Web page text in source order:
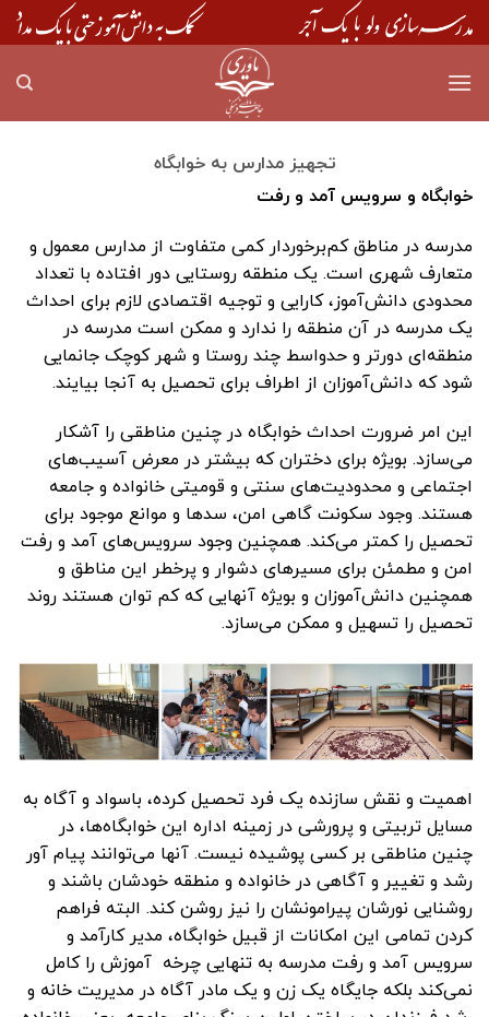
Skip
to
تجهیز مدارس به خوابگاه
خوابگاه و سرویس آمد و رفت
مدرسه در مناطق کم‌برخوردار کمی متفاوت از مدارس معمول و
متعارف شهری است. یک منطقه روستایی دور افتاده با تعداد
محدودی دانش‌آموز، کارایی و توجیه اقتصادی لازم برای احداث
یک مدرسه در آن منطقه را ندارد و ممکن است مدرسه در
منطقه‌ای دورتر و حدواسط چند روستا و شهر کوچک جانمایی
شود که دانش‌آموزان از اطراف برای تحصیل به آنجا بیایند.
این امر ضرورت احداث خوابگاه در چنین مناطقی را آشکار
می‌سازد. بویژه برای دختران که بیشتر در معرض آسیب‌های
اجتماعی و محدودیت‌های سنتی و قومیتی خانواده و جامعه
هستند. وجود سکونت گاهی امن، سدها و موانع موجود برای
تحصیل را کمتر می‌کند. همچنین وجود سرویس‌های آمد و رفت
امن و مطمئن برای مسیرهای دشوار و پرخطر این مناطق و
همچنین دانش‌آموزان و بویژه آنهایی که کم توان هستند روند
تحصیل را تسهیل و ممکن می‌سازد.
اهمیت و نقش سازنده یک فرد تحصیل کرده، باسواد و آگاه به
مسایل تربیتی و پرورشی در زمینه اداره این خوابگاه‌ها، در
چنین مناطقی بر کسی پوشیده نیست. آنها می‌توانند پیام آور
رشد و تغییر و آگاهی در خانواده و منطقه خودشان باشند و
روشنایی نورشان پیرامونشان را نیز روشن کند. البته فراهم
کردن تمامی این امکانات از قبیل خوابگاه، مدیر کارآمد و
سرویس آمد و رفت مدرسه به تنهایی چرخه آموزش را کامل
نمی‌کند بلکه جایگاه یک زن و یک مادر آگاه در مدیریت خانه و